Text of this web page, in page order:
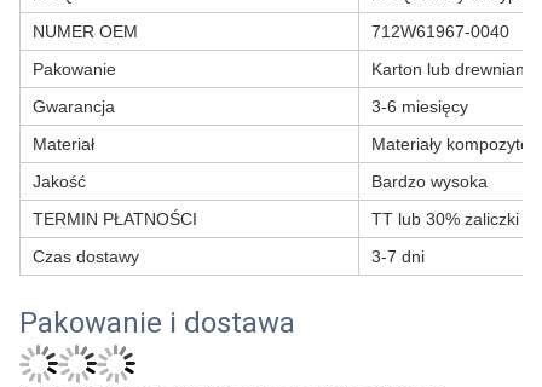
NUMER OEM
712W61967-0040
Pakowanie
Karton lub drewniana
Gwarancja
3-6 miesięcy
Materiał
Materiały
Jakość
Bardzo wysoka
TERMIN PŁATNOŚCI
TT lub 30% zaliczki
Czas dostawy
3-7 dni
Pakowanie i dostawa